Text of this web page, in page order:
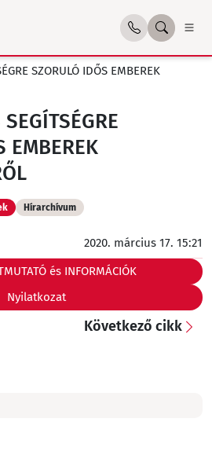
SZORULÓ IDŐS EMBEREK
EMBEREK
Hírarchívum
2020. március 17. 15:21
és INFORMÁCIÓK
Nyilatkozat
Következő cikk